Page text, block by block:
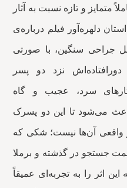
متمایز و تازه نسبت به آثار
دلهره‌آور فیلم درباره‌ی
سنگین، با صورتی
دورافتاده‌اش نزد دو پسر
سرد، عجیب و گاه
می‌شود تا این دو پسرک
واقعی آن‌ها نیست؛ شکی که
جستجو در گذشته و برملا
اثر را به تجربه‌ای عمیقاً